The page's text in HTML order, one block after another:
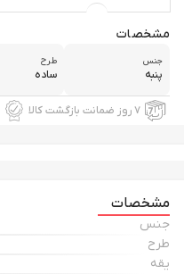
مشخصات
جنس
پنبه
طرح
ساده
۷ روز ضمانت بازگشت کالا
مشخصات
جنس
طرح
یقه